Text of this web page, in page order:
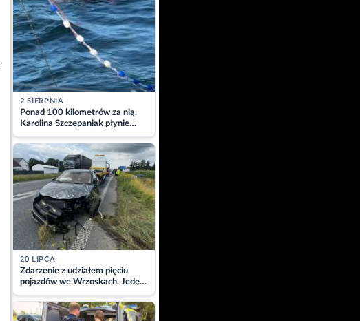
2 SIERPNIA
Ponad 100 kilometrów za nią.
Karolina Szczepaniak płynie
przez Bałtyk dla Piotra.
Aktualizacja
20 LIPCA
Zdarzenie z udziałem pięciu
pojazdów we Wrzoskach. Jeden
z kierowców zabrany w
kajdankach